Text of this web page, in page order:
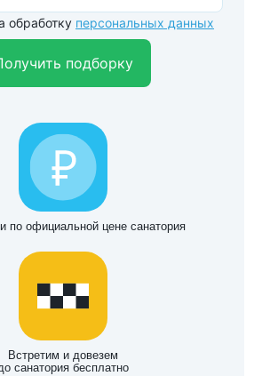
обработку персональных данных
подборку
по официальной цене санатория
Встретим и довезем
санатория бесплатно